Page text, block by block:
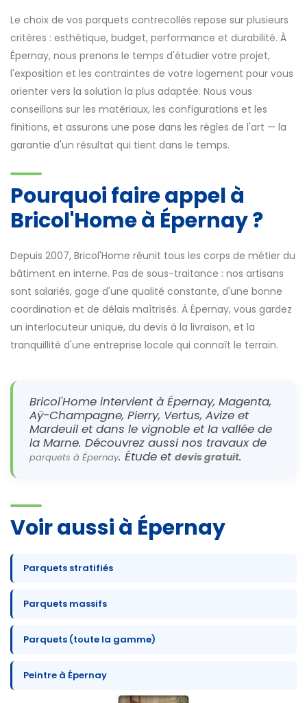
Le choix de vos parquets contrecollés repose sur plusieurs
critères : esthétique, budget, performance et durabilité. À
Épernay, nous prenons le temps d'étudier votre projet,
l'exposition et les contraintes de votre logement pour vous
orienter vers la solution la plus adaptée. Nous vous
conseillons sur les matériaux, les configurations et les
finitions, et assurons une pose dans les règles de l'art — la
garantie d'un résultat qui tient dans le temps.
Pourquoi faire appel à
Bricol'Home à Épernay ?
Depuis 2007, Bricol'Home réunit tous les corps de métier du
bâtiment en interne. Pas de sous-traitance : nos artisans
sont salariés, gage d'une qualité constante, d'une bonne
coordination et de délais maîtrisés. À Épernay, vous gardez
un interlocuteur unique, du devis à la livraison, et la
tranquillité d'une entreprise locale qui connaît le terrain.
Bricol'Home intervient à Épernay, Magenta,
Aÿ-Champagne, Pierry, Vertus, Avize et
Mardeuil et dans le vignoble et la vallée de
la Marne. Découvrez aussi nos travaux de
parquets à Épernay. Étude et devis gratuit.
Voir aussi à Épernay
Parquets stratifiés
Parquets massifs
Parquets (toute la gamme)
Peintre à Épernay